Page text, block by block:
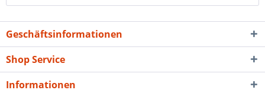
Geschäftsinformationen
Shop Service
Informationen